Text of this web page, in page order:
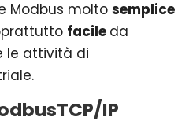
Modbus molto semplice
facile da
le attività di
IP